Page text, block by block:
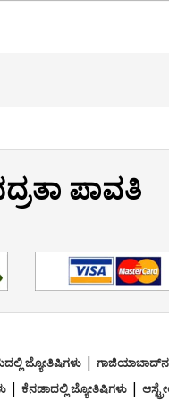
ಪಾವತಿ
ಜ್ಯೋತಿಷಿಗಳು |
| ಕೆನಡಾದಲ್ಲಿ ಜ್ಯೋತಿಷಿಗಳು |